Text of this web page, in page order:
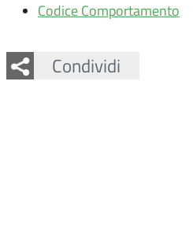
Codice Comportamento
Condividi
Facebook
Twitter
Whatsapp